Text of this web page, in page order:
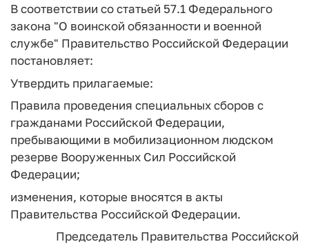
В соответствии со статьей 57.1 Федерального
закона "О воинской обязанности и военной
службе" Правительство Российской Федерации
постановляет:
Утвердить прилагаемые:
Правила проведения специальных сборов с
гражданами Российской Федерации,
пребывающими в мобилизационном людском
резерве Вооруженных Сил Российской
Федерации;
изменения, которые вносятся в акты
Правительства Российской Федерации.
Председатель Правительства Российской